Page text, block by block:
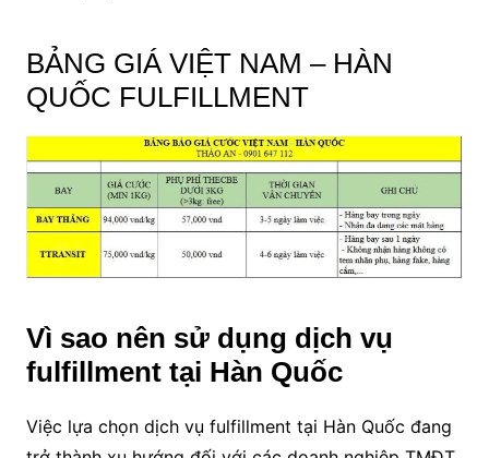
BẢNG GIÁ VIỆT NAM – HÀN
QUỐC FULFILLMENT
Vì sao nên sử dụng dịch vụ
fulfillment tại Hàn Quốc
Việc lựa chọn dịch vụ fulfillment tại Hàn Quốc đang